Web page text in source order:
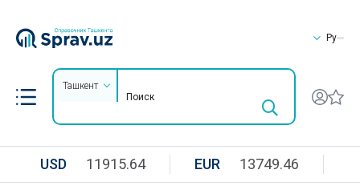
Ру
Ташкент
USD 11915.64 EUR 13749.46